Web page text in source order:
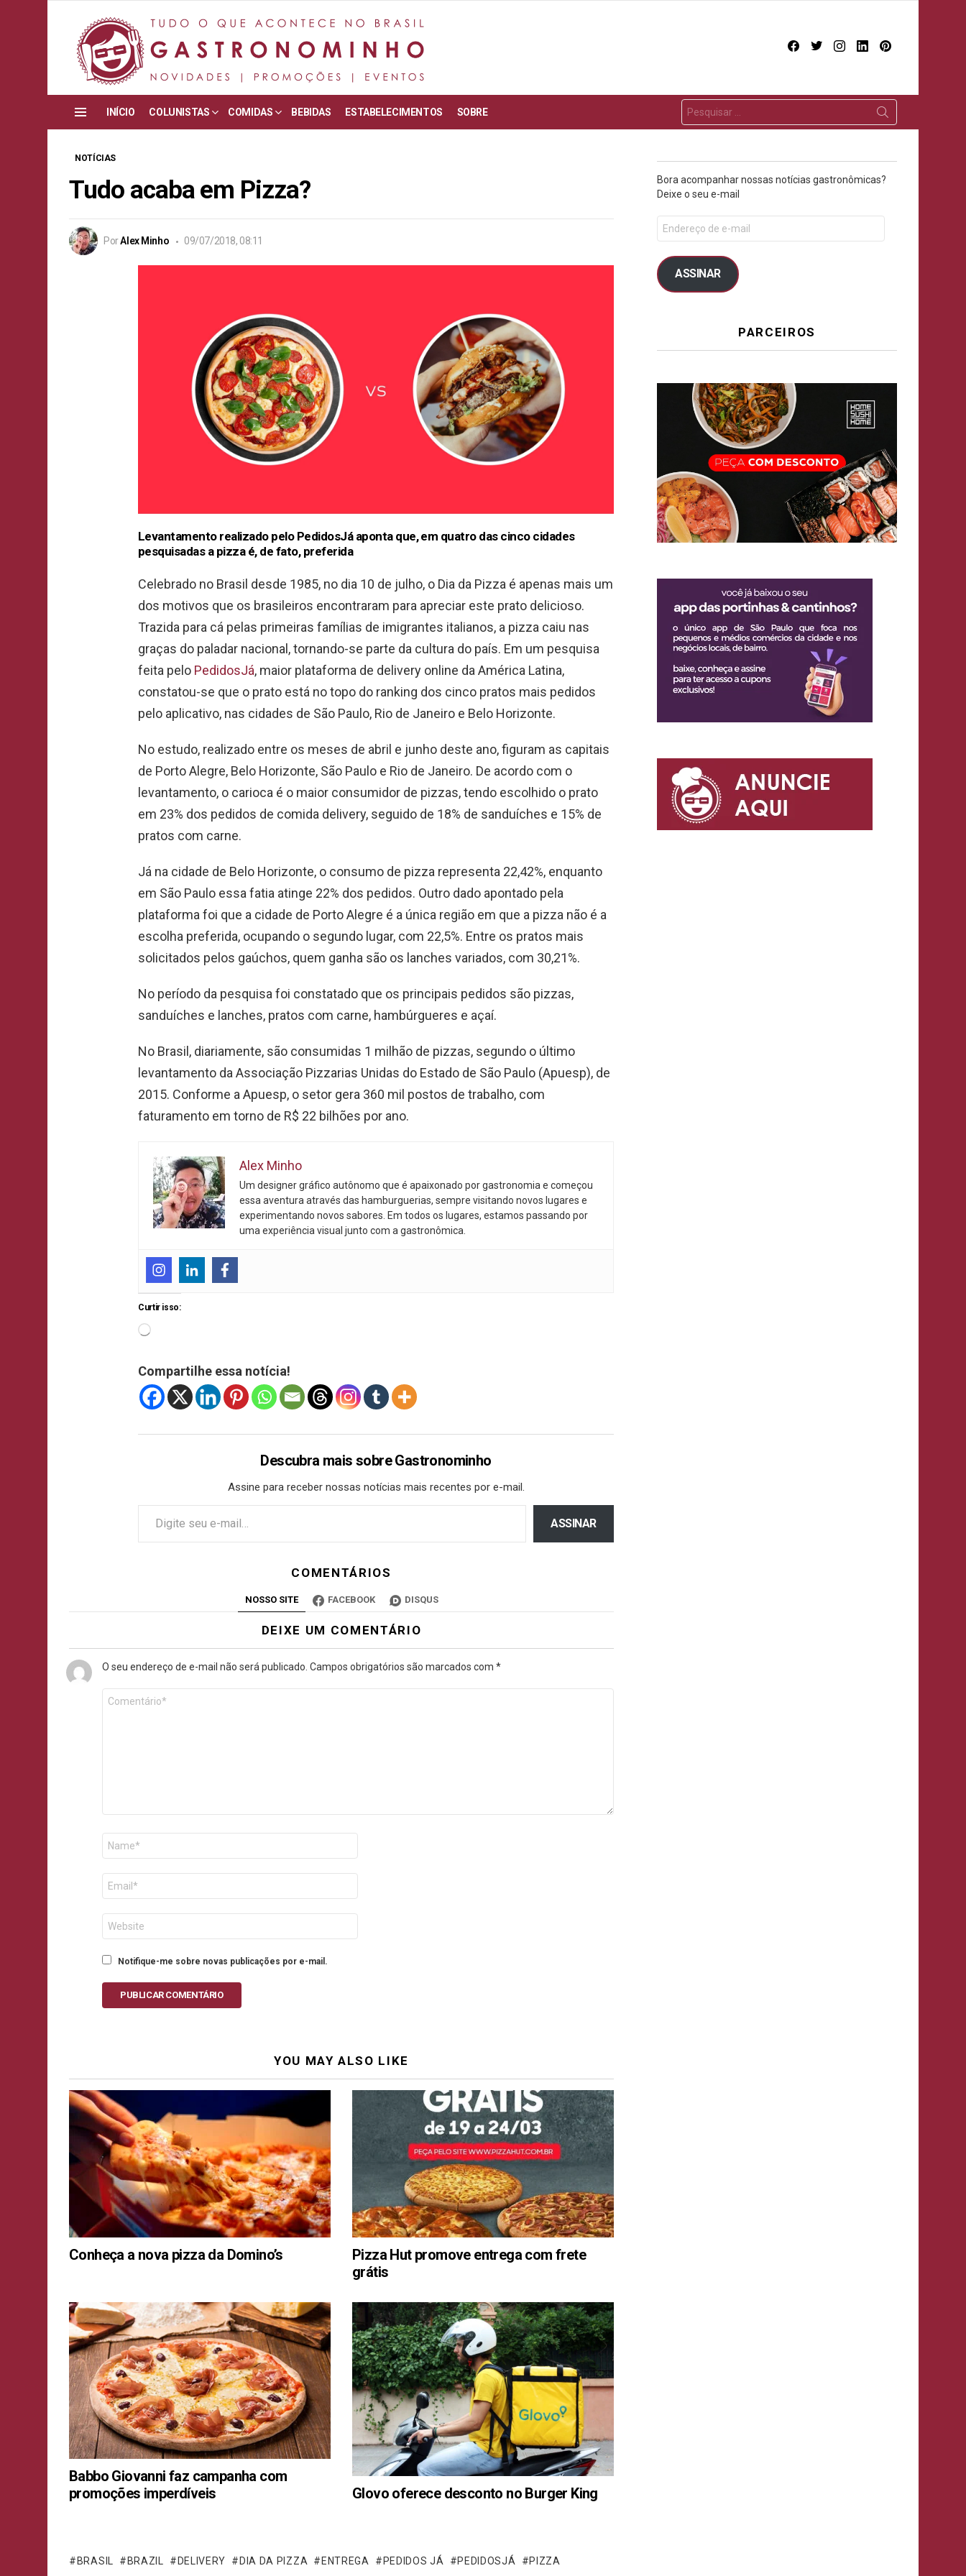
facebooktwitterinstagram
linkedin
INÍCIO COLUNISTAS COMIDAS BEBIDAS ESTABELECIMENTOS SOBRE
NOTÍCIAS
Tudo acaba em Pizza?
PorAlex Minho 09/07/2018, 08:11
Levantamento realizado pelo PedidosJá aponta que, em quatro das cinco cidades
pesquisadas a pizza é, de fato, preferida
Celebrado no Brasil desde 1985, no dia 10 de julho, o Dia da Pizza é apenas mais um
dos motivos que os brasileiros encontraram para apreciar este prato delicioso.
Trazida para cá pelas primeiras famílias de imigrantes italianos, a pizza caiu nas
graças do paladar nacional, tornando-se parte da cultura do país. Em um pesquisa
feita pelo PedidosJá, maior plataforma de delivery online da América Latina,
constatou-se que o prato está no topo do ranking dos cinco pratos mais pedidos
pelo aplicativo, nas cidades de São Paulo, Rio de Janeiro e Belo Horizonte.
No estudo, realizado entre os meses de abril e junho deste ano, figuram as capitais
de Porto Alegre, Belo Horizonte, São Paulo e Rio de Janeiro. De acordo com o
levantamento, o carioca é o maior consumidor de pizzas, tendo escolhido o prato
em 23% dos pedidos de comida delivery, seguido de 18% de sanduíches e 15% de
pratos com carne.
Já na cidade de Belo Horizonte, o consumo de pizza representa 22,42%, enquanto
em São Paulo essa fatia atinge 22% dos pedidos. Outro dado apontado pela
plataforma foi que a cidade de Porto Alegre é a única região em que a pizza não é a
escolha preferida, ocupando o segundo lugar, com 22,5%. Entre os pratos mais
solicitados pelos gaúchos, quem ganha são os lanches variados, com 30,21%.
No período da pesquisa foi constatado que os principais pedidos são pizzas,
sanduíches e lanches, pratos com carne, hambúrgueres e açaí.
No Brasil, diariamente, são consumidas 1 milhão de pizzas, segundo o último
levantamento da Associação Pizzarias Unidas do Estado de São Paulo (Apuesp), de
2015. Conforme a Apuesp, o setor gera 360 mil postos de trabalho, com
faturamento em torno de R$ 22 bilhões por ano.
Alex Minho
Um designer gráfico autônomo que é apaixonado por gastronomia e começou
essa aventura através das hamburguerias, sempre visitando novos lugares e
experimentando novos sabores. Em todos os lugares, estamos passando por
uma experiência visual junto com a gastronômica.
Curtir isso:
Compartilhe essa notícia!
Descubra mais sobre Gastronominho
Assine para receber nossas notícias mais recentes por e-mail.
ASSINAR
COMENTÁRIOS
NOSSO SITE FACEBOOK DISQUS
DEIXE UM COMENTÁRIO
O seu endereço de e-mail não será publicado. Campos obrigatórios são marcados com *
mail
Notifique-me sobre novas publicações por e-mail.
PUBLICAR COMENTÁRIO
YOU MAY ALSO LIKE
Conheça a nova pizza da Domino’s
Pizza Hut promove entrega com frete
grátis
Babbo Giovanni faz campanha com
promoções imperdíveis
Glovo oferece desconto no Burger King
BRASIL BRAZIL DELIVERY DIA DA PIZZA ENTREGA PEDIDOS JÁ PEDIDOSJÁ PIZZA
Bora acompanhar nossas notícias gastronômicas?
Deixe o seu e-mail
ASSINAR
PARCEIROS